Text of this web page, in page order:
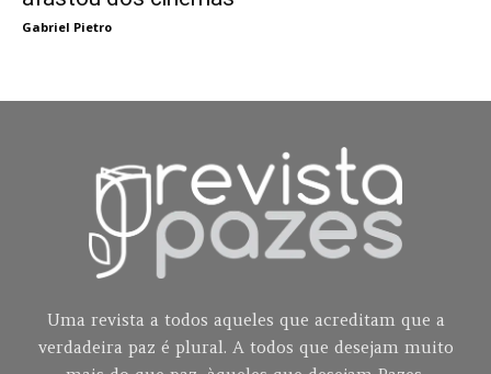
Gabriel Pietro
Uma revista a todos aqueles que acreditam que a
verdadeira paz é plural. A todos que desejam muito